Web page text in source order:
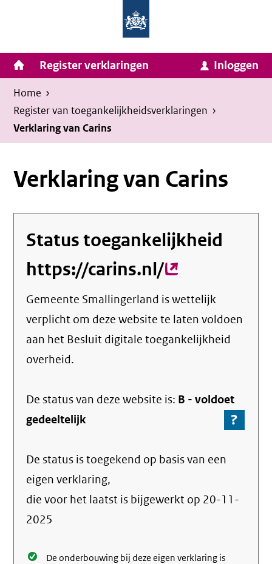
inhoud
van
Zaken
Koninkrijksrelaties
Homepage
van
Invulassistent
Toegankelijkheidsverklaring
Toegankelijkheidsverklaring
Hoofdnavigatie
Register verklaringen Inloggen
Kruimelpad
U
bevindt
zich
hier:
Home ›
Register van toegankelijkheids­verklaringen ›
Verklaring van Carins
Verklaring van Carins
Status toegankelijkheid
https://carins.nl/(externe
link)
Gemeente Smallingerland is wettelijk
verplicht om deze website te laten voldoen
aan het Besluit digitale toegankelijkheid
overheid.
De status van dezewebsite is: B -voldoet
gedeeltelijk
?
Ga
over
De status is toegekend op basis van een
eigen verklaring,
die voor het laatst is bijgewerkt op 20-11-
2025
De onderbouwing bij deze eigen verklaring is